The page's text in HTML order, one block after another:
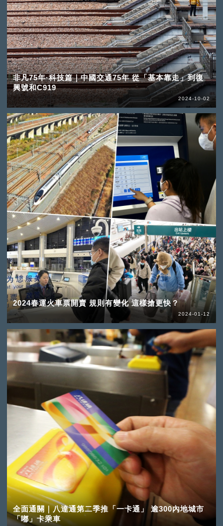
非凡75年·科技篇｜中國交通75年 從「基本靠走」到復
興號和C919
2024-10-02
2024春運火車票開賣 規則有變化 這樣搶更快？
2024-01-12
全面通關｜八達通第二季推「一卡通」 逾300內地城市
「嘟」卡乘車